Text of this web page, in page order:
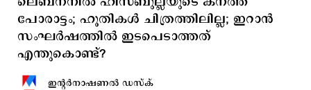
പോരാട്ടം; ഹൂതികള്‍ ചിത്രത്തിലില്ല; ഇറാന്‍
സംഘര്‍ഷത്തില്‍ ഇടപെടാത്തത്
എന്തുകൊണ്ട്?
ഇന്‍റര്‍നാഷണല്‍ ഡസ്ക്